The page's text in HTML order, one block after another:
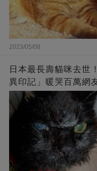
2023/05/08
日本最長壽貓咪去世
異印記」暖哭百萬網